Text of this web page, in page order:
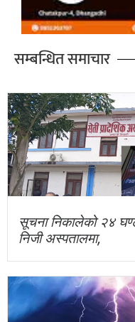
सम्बन्धित समाचार
सूचना निकालेको २४
निजी अस्पतालमा,